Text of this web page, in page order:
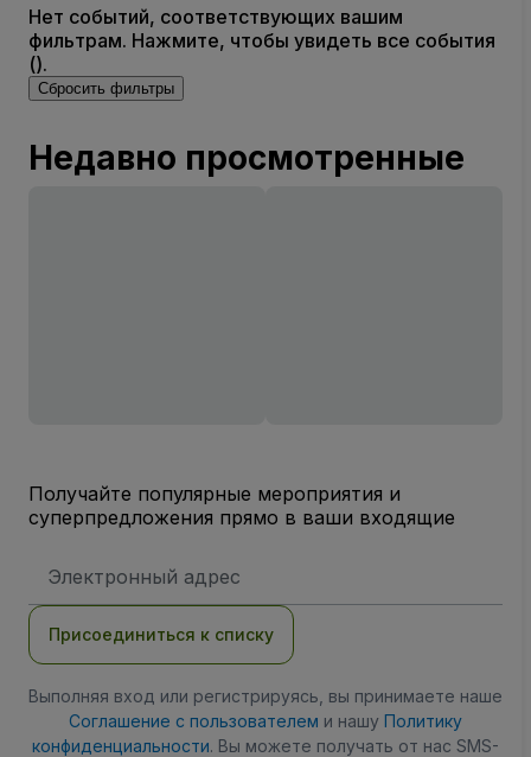
Нет событий, соответствующих вашим
фильтрам. Нажмите, чтобы увидеть все события
().
Сбросить фильтры
Недавно просмотренные
Получайте популярные мероприятия и
суперпредложения прямо в ваши входящие
электронной
Присоединиться к списку
Выполняя вход или регистрируясь, вы принимаете наше
Соглашение с пользователем и нашу Политику
конфиденциальности. Вы можете получать от нас SMS-